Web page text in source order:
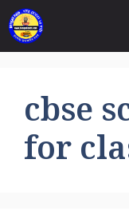
Skip
to
content
cbse
for